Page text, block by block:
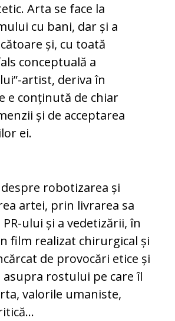
Arta se face la
cu bani, dar și a
și, cu toată
conceptuală a
artist, deriva în
e conținută de chiar
și de acceptarea
ei.
despre robotizarea și
artei, prin livrarea sa
ului și a vedetizării, în
film realizat chirurgical și
de provocări etice și
rostului pe care îl
valorile umaniste,